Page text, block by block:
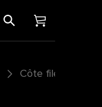
Côte filet